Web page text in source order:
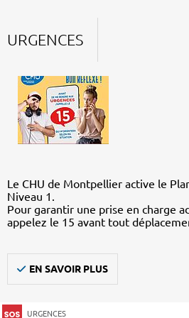
URGENCES
Le CHU de Montpellier active le
Niveau 1.
Pour garantir une prise en charge
appelez le 15 avant tout
EN SAVOIR PLUS
URGENCES